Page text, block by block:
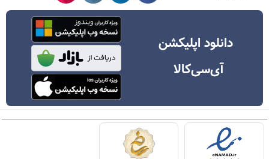
دانلود اپلیکشن
آی‌سی‌کالا